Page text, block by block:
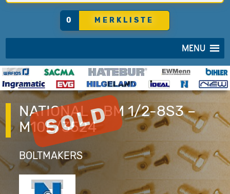
0 MERKLISTE
MENU
NATIONAL – BM 1/2-8S3 –
M10E/3524
BOLTMAKERS